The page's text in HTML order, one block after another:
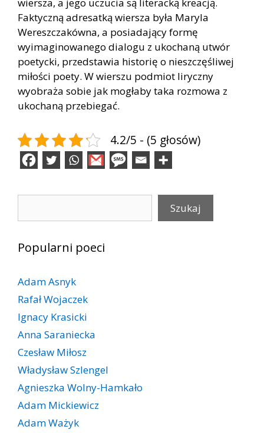
Faktyczną adresatką wiersza była Maryla
Wereszczakówna, a posiadający formę
wyimaginowanego dialogu z ukochaną utwór
poetycki, przedstawia historię o nieszczęśliwej
miłości poety. W wierszu podmiot liryczny
wyobraża sobie jak mogłaby taka rozmowa z
ukochaną przebiegać.
4.2/5 - (5 głosów)
Szukaj
Popularni poeci
Adam Asnyk
Rafał Wojaczek
Ignacy Krasicki
Anna Saraniecka
Czesław Miłosz
Władysław Szlengel
Agnieszka Wolny-Hamkało
Adam Mickiewicz
Adam Ważyk